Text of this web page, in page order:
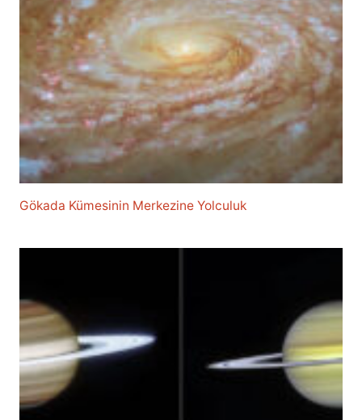
Gökada Kümesinin Merkezine Yolculuk